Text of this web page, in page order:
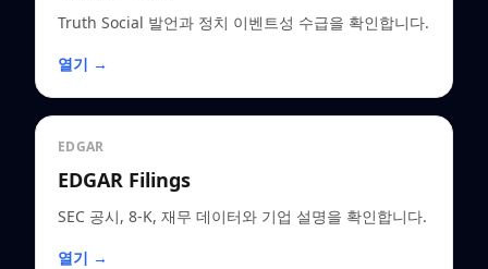
Truth Social 발언과 정치 이벤트성 수급을 확인합니다.
열기 →
EDGAR
EDGAR Filings
SEC 공시, 8-K, 재무 데이터와 기업 설명을 확인합니다.
열기 →